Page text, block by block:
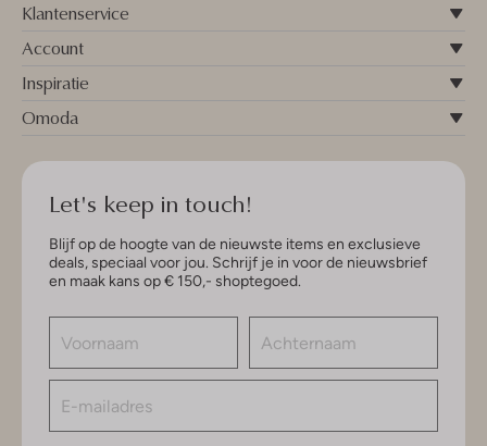
Klantenservice
Account
Inspiratie
Omoda
Let's keep in touch!
Blijf op de hoogte van de nieuwste items en exclusieve
deals, speciaal voor jou. Schrijf je in voor de nieuwsbrief
en maak kans op € 150,- shoptegoed.